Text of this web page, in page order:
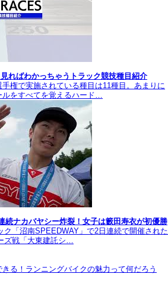
ればわかっちゃうトラック競技種目紹介
権で実施されている種目は11種目。あまりに
をすべてを覚えるハード…
続ナカバヤシー炸裂！女子は籔田寿衣が初優勝
「沼南SPEEDWAY」で2日連続で開催された
ズ戦「大東建託シ…
る！ランニングバイクの魅力って何だろう